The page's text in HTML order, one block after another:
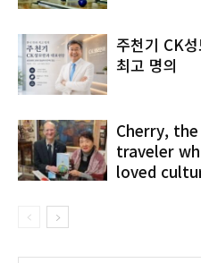
주천기 CK
최고 명의
Cherry,
traveler
loved